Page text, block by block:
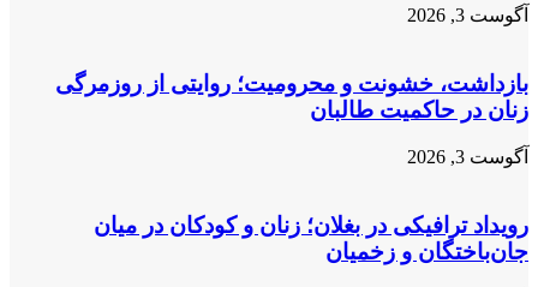
آگوست 3, 2026
بازداشت، خشونت و محرومیت؛ روایتی از روزمرگی
زنان در حاکمیت طالبان
آگوست 3, 2026
رویداد ترافیکی در بغلان؛ زنان و کودکان در میان
جان‌باختگان و زخمیان